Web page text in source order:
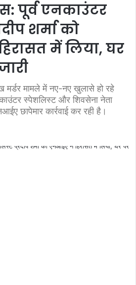
पूर्व एनकाउंटर
शर्मा को
में लिया, घर
मामले में नए-नए खुलासे हो रहे
स्पेशलिस्ट और शिवसेना नेता
छापेमार कार्रवाई कर रही है।